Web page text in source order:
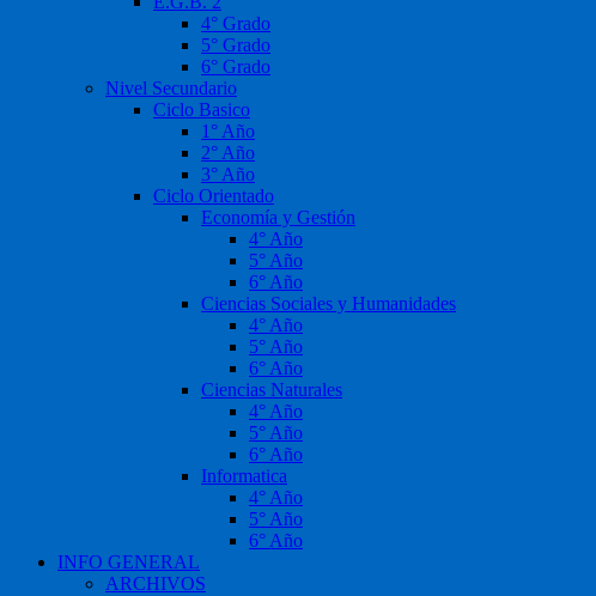
4° Grado
5° Grado
6° Grado
Nivel Secundario
Ciclo Basico
1° Año
2° Año
3° Año
Ciclo Orientado
Economía y Gestión
4° Año
5° Año
6° Año
Ciencias Sociales y Humanidades
4° Año
5° Año
6° Año
Ciencias Naturales
4° Año
5° Año
6° Año
Informatica
4° Año
5° Año
6° Año
INFO GENERAL
ARCHIVOS